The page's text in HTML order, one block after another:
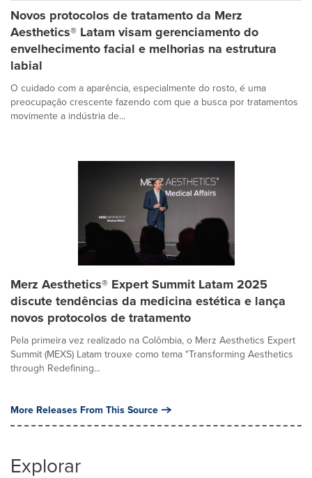
Novos protocolos de tratamento da Merz
Aesthetics® Latam visam gerenciamento do
envelhecimento facial e melhorias na estrutura
labial
O cuidado com a aparência, especialmente do rosto, é uma
preocupação crescente fazendo com que a busca por tratamentos
movimente a indústria de...
Merz Aesthetics® Expert Summit Latam 2025
discute tendências da medicina estética e lança
novos protocolos de tratamento
Pela primeira vez realizado na Colômbia, o Merz Aesthetics Expert
Summit (MEXS) Latam trouxe como tema "Transforming Aesthetics
through Redefining...
More Releases From This Source
Explorar